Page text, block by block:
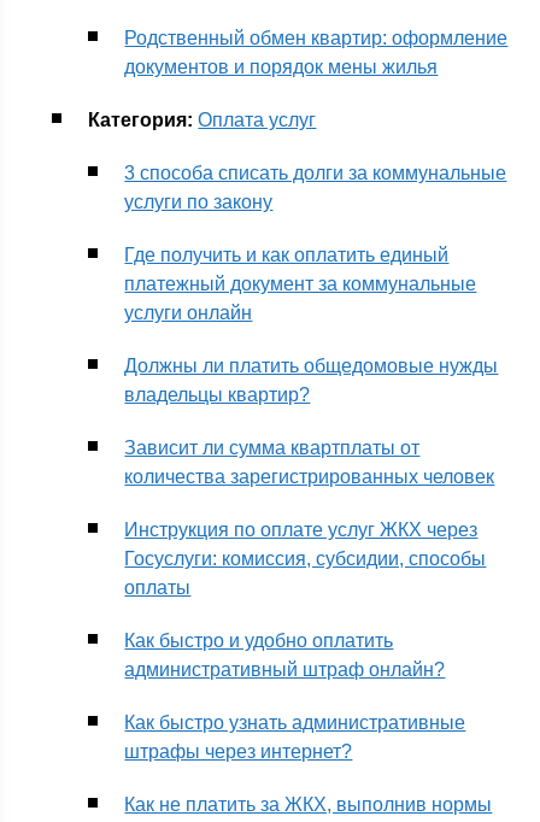
Родственный обмен квартир: оформление
документов и порядок мены жилья
Категория: Оплата услуг
3 способа списать долги за коммунальные
услуги по закону
Где получить и как оплатить единый
платежный документ за коммунальные
услуги онлайн
Должны ли платить общедомовые нужды
владельцы квартир?
Зависит ли сумма квартплаты от
количества зарегистрированных человек
Инструкция по оплате услуг ЖКХ через
Госуслуги: комиссия, субсидии, способы
оплаты
Как быстро и удобно оплатить
административный штраф онлайн?
Как быстро узнать административные
штрафы через интернет?
Как не платить за ЖКХ, выполнив нормы